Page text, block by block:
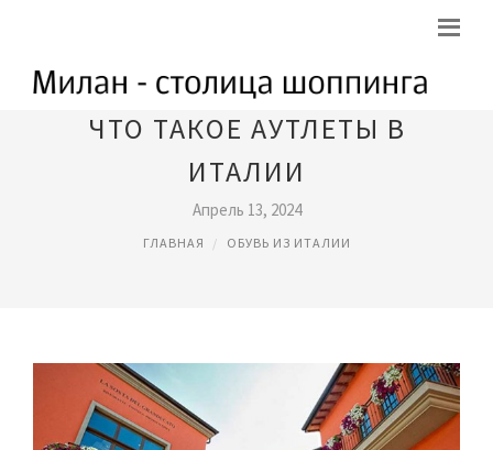
ЧТО ТАКОЕ АУТЛЕТЫ В
ИТАЛИИ
Апрель 13, 2024
ГЛАВНАЯ ОБУВЬ ИЗ ИТАЛИИ